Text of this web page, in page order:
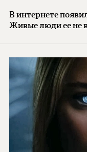
В интернете
Живые люди ее не